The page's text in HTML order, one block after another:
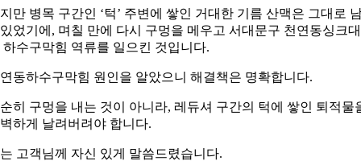
만 병목 구간인 ‘턱’ 주변에 쌓인 거대한 기름 산맥은 그대로
었기에, 며칠 만에 다시 구멍을 메우고 서대문구 천연동싱크
하수구막힘 역류를 일으킨 것입니다.
동하수구막힘 원인을 알았으니 해결책은 명확합니다.
히 구멍을 내는 것이 아니라, 레듀셔 구간의 턱에 쌓인 퇴적물
하게 날려버려야 합니다.
고객님께 자신 있게 말씀드렸습니다.